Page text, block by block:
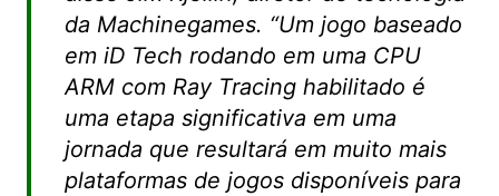
da Machinegames. “Um jogo baseado
em iD Tech rodando em uma CPU
ARM com Ray Tracing habilitado é
uma etapa significativa em uma
jornada que resultará em muito mais
plataformas de jogos disponíveis para